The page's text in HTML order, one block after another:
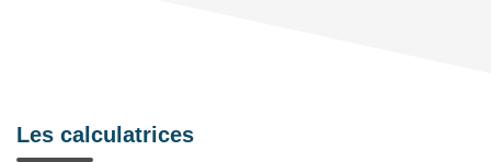
Les calculatrices